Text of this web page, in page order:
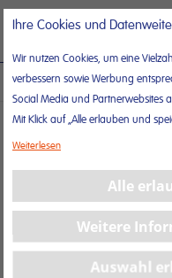
QUADRA® 3D BOYS –
Ende
der
springen
Ihre Cookies und
Wir nutzen Cookies, um eine
verbessern sowie Werbung
Social Media und Partnerwebsites
Mit Klick auf „Alle erlauben und
Cookies ein.
anpassen und speichern.
Weitere Informationen erhalten Sie
Impressum.
Weiterlesen
Alle
Weitere
Auswahl